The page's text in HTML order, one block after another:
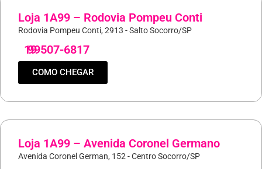
Loja 1A99 – Rodovia Pompeu Conti
Rodovia Pompeu Conti, 2913 - Salto Socorro/SP
19
99507-6817
COMO CHEGAR
Loja 1A99 – Avenida Coronel Germano
Avenida Coronel German, 152 - Centro Socorro/SP